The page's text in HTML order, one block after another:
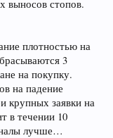
выносов стопов.
плотностью на
3
на покупку.
на падение
крупных заявки на
в течении 10
лучше…